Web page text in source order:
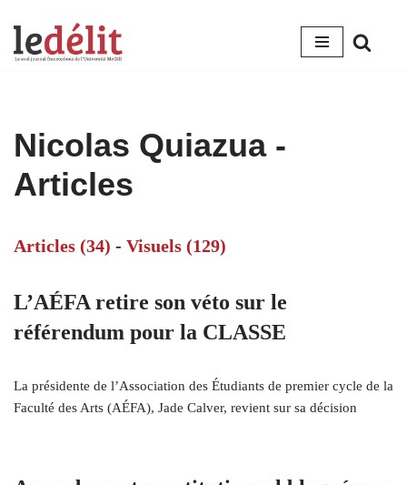
Aller
Nicolas Quiazua-
Articles
Articles (34) - Visuels (129)
L’AÉFA retire son véto sur le
référendum pour la CLASSE
La présidente de l’Association des Étudiants de premier cycle de la
Faculté des Arts (AÉFA), Jade Calver, revient sur sa décision